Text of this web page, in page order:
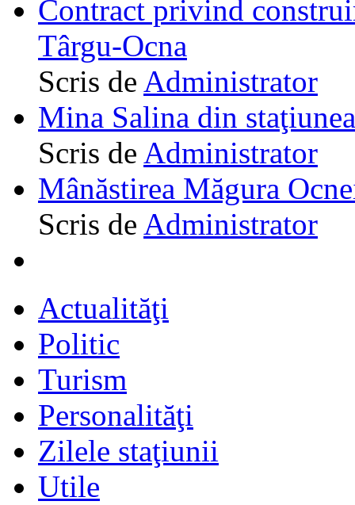
Contract privind
Târgu-Ocna
Scris de Administrator
Mina Salina din
Scris de Administrator
Mânăstirea Măgura
Scris de Administrator
Actualităţi
Politic
Turism
Personalităţi
Zilele staţiunii
Utile